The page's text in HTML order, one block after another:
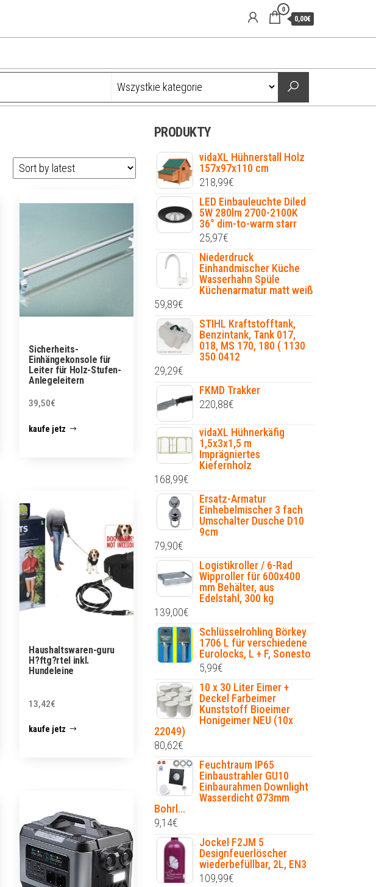
0
0,00€
Sicherheits-
Einhängekonsole für
Leiter für Holz-Stufen-
Anlegeleitern
39,50€
kaufe jetz
Haushaltswaren-guru
H?ftg?rtel inkl.
Hundeleine
13,42€
kaufe jetz
PRODUKTY
vidaXL Hühnerstall Holz
157x97x110 cm
218,99€
LED Einbauleuchte Diled
5W 280lm 2700-2100K
36° dim-to-warm starr
25,97€
Niederdruck
Einhandmischer Küche
Wasserhahn Spüle
Küchenarmatur matt weiß
59,89€
STIHL Kraftstofftank,
Benzintank, Tank 017,
018, MS 170, 180 ( 1130
350 0412
29,29€
FKMD Trakker
220,88€
vidaXL Hühnerkäfig
1,5x3x1,5 m
Imprägniertes
Kiefernholz
168,99€
Ersatz-Armatur
Einhebelmischer 3 fach
Umschalter Dusche D10
9cm
79,90€
Logistikroller / 6-Rad
Wipproller für 600x400
mm Behälter, aus
Edelstahl, 300 kg
139,00€
Schlüsselrohling Börkey
1706 L für verschiedene
Eurolocks, L + F, Sonesto
5,99€
10 x 30 Liter Eimer +
Deckel Farbeimer
Kunststoff Bioeimer
Honigeimer NEU (10x
22049)
80,62€
Feuchtraum IP65
Einbaustrahler GU10
Einbaurahmen Downlight
Wasserdicht Ø73mm
Bohrl...
9,14€
Jockel F2JM 5
Designfeuerlöscher
wiederbefüllbar, 2L, EN3
109,99€